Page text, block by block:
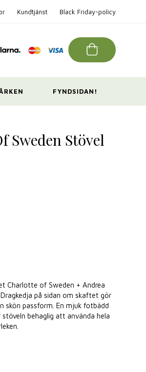
Kundtjänst Black Friday-policy
FYNDSIDAN!
Sweden Stövel
Charlotte of Sweden + Andrea
på sidan om skaftet gör
skön passform. En mjuk fotbädd
behaglig att använda hela